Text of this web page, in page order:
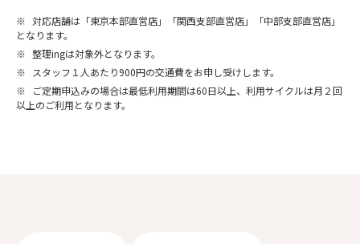
※ 対応店舗は「東京本部直営店」「関西支部直営店」「中部支部直営店」
となります。
※ 整理ingは対象外となります。
※
スタッフ１人あたり900円の交通費をお申し受けします。
※
ご定期申込みの場合は最低利用期間は60日以上、利用サイクルは月２回
以上のご利用となります。